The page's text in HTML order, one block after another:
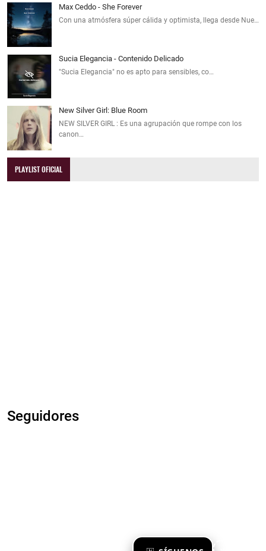
Max Ceddo - She Forever
Con una atmósfera súper cálida y optimista, llega desde Nue…
Sucia Elegancia - Contenido Delicado
"Sucia Elegancia" no es apto para sensibles, co…
New Silver Girl: Blue Room
NEW SILVER GIRL : Es una agrupación que rompe con los
canon…
PLAYLIST OFICIAL
Seguidores